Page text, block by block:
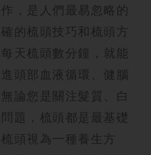
，是人們最易忽略的
的梳頭技巧和梳頭方
天梳頭數分鐘，就能
頭部血液循環、健腦
論您是關注髮質、白
題，梳頭都是最基礎
頭視為一種養生方